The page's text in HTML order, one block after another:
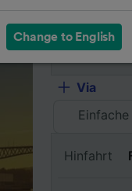
Von
Nach
Via
Hinfahrt
Change to English